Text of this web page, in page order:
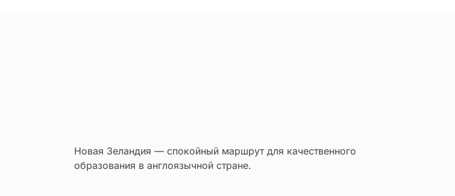
Новая Зеландия — спокойный маршрут для качественного
образования в англоязычной стране.